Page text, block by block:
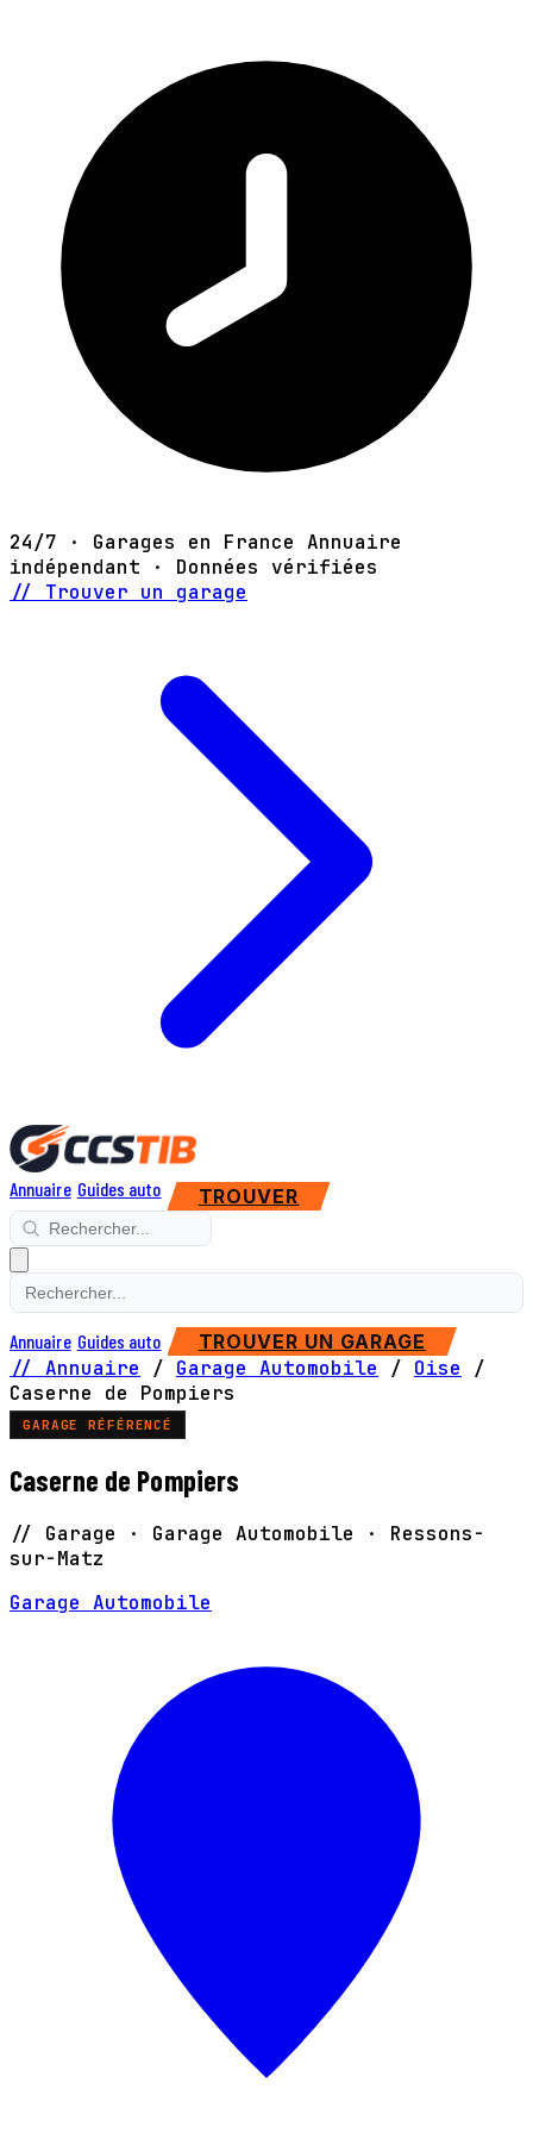
24/7 · Garages en France Annuaire
indépendant · Données vérifiées
// Trouver un garage
Annuaire Guides auto TROUVER
Annuaire Guides auto TROUVER UN GARAGE
// Annuaire / Garage Automobile / Oise
/
Caserne de Pompiers
GARAGE RÉFÉRENCÉ
Caserne de Pompiers
// Garage · Garage Automobile · Ressons-
sur-Matz
Garage Automobile